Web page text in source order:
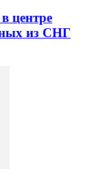
центре
из СНГ